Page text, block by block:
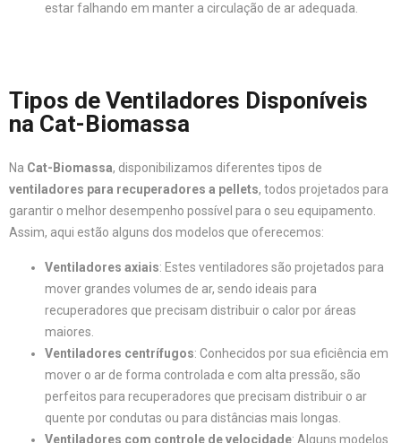
estar falhando em manter a circulação de ar adequada.
Tipos de Ventiladores Disponíveis
na Cat-Biomassa
Na Cat-Biomassa, disponibilizamos diferentes tipos de
ventiladores para recuperadores a pellets, todos projetados para
garantir o melhor desempenho possível para o seu equipamento.
Assim, aqui estão alguns dos modelos que oferecemos:
Ventiladores axiais: Estes ventiladores são projetados para
mover grandes volumes de ar, sendo ideais para
recuperadores que precisam distribuir o calor por áreas
maiores.
Ventiladores centrífugos: Conhecidos por sua eficiência em
mover o ar de forma controlada e com alta pressão, são
perfeitos para recuperadores que precisam distribuir o ar
quente por condutas ou para distâncias mais longas.
Ventiladores com controle de velocidade: Alguns modelos